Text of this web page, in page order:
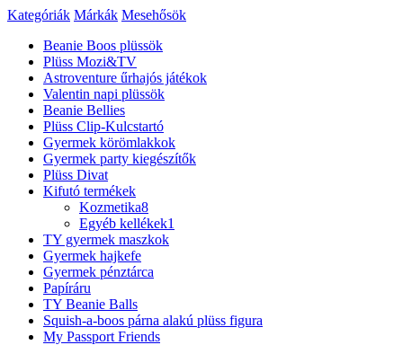
Kategóriák Márkák Mesehősök
Beanie Boos plüssök
Plüss Mozi&TV
Astroventure űrhajós játékok
Valentin napi plüssök
Beanie Bellies
Plüss Clip-Kulcstartó
Gyermek körömlakkok
Gyermek party kiegészítők
Plüss Divat
Kifutó termékek
Kozmetika8
Egyéb kellékek1
TY gyermek maszkok
Gyermek hajkefe
Gyermek pénztárca
Papíráru
TY Beanie Balls
Squish-a-boos párna alakú plüss figura
My Passport Friends